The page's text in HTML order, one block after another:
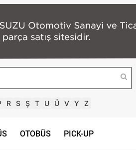
R S Ş T U Ü V Y Z
OTOBÜS PICK-UP